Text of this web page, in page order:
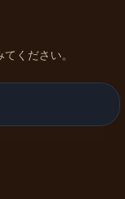
ください。